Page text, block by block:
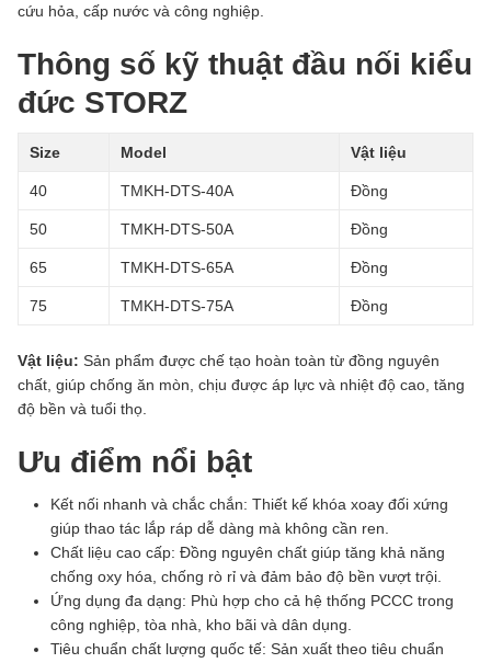
cứu hỏa, cấp nước và công nghiệp.
Thông số kỹ thuật đầu nối kiểu
đức STORZ
Size Model Vật liệu
40 TMKH-DTS-40A Đồng
50 TMKH-DTS-50A Đồng
65 TMKH-DTS-65A Đồng
75 TMKH-DTS-75A Đồng
Vật liệu: Sản phẩm được chế tạo hoàn toàn từ đồng nguyên
chất, giúp chống ăn mòn, chịu được áp lực và nhiệt độ cao, tăng
độ bền và tuổi thọ.
Ưu điểm nổi bật
Kết nối nhanh và chắc chắn: Thiết kế khóa xoay đối xứng
giúp thao tác lắp ráp dễ dàng mà không cần ren.
Chất liệu cao cấp: Đồng nguyên chất giúp tăng khả năng
chống oxy hóa, chống rò rỉ và đảm bảo độ bền vượt trội.
Ứng dụng đa dạng: Phù hợp cho cả hệ thống PCCC trong
công nghiệp, tòa nhà, kho bãi và dân dụng.
Tiêu chuẩn chất lượng quốc tế: Sản xuất theo tiêu chuẩn